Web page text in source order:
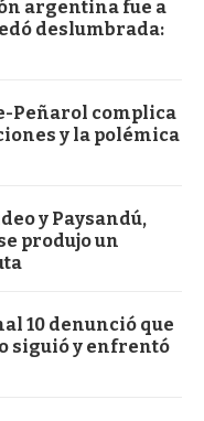
argentina fue a
deslumbrada:
Peñarol complica
y la polémica
y Paysandú,
produjo un
10 denunció que
siguió y enfrentó